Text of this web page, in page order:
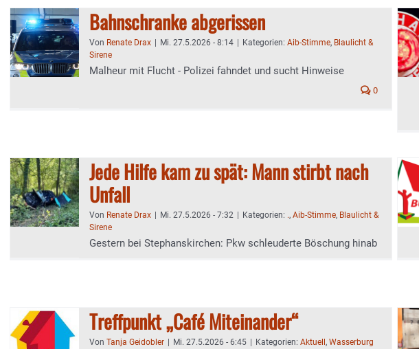
Bahnschranke abgerissen
Von Renate Drax Mi. 27.5.2026 - 8:14 Kategorien: Aib-Stimme, Blaulicht &
Sirene
Malheur mit Flucht - Polizei fahndet und sucht Hinweise
0
Jede Hilfe kam zu spät: Mann stirbt nach
Unfall
Von Renate Drax Mi. 27.5.2026 - 7:32 Kategorien: ., Aib-Stimme, Blaulicht &
Sirene
Gestern bei Stephanskirchen: Pkw schleuderte Böschung hinab
Treffpunkt „Café Miteinander“
Von Tanja Geidobler Mi. 27.5.2026 - 6:45 Kategorien: Aktuell , Wasserburg